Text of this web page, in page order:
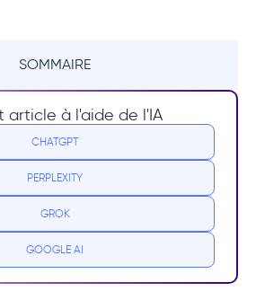
SOMMAIRE
guide interactif ?
vous besoin de guides
vos utilisateurs pour une meilleure
article à l'aide de l'IA
CHATGPT
PERPLEXITY
GROK
GOOGLE AI